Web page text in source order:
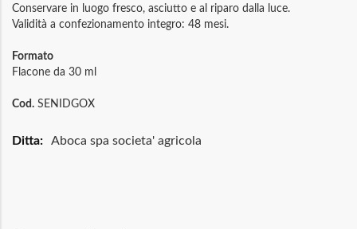
Conservare in luogo fresco, asciutto e al riparo dalla luce.
Validità a confezionamento integro: 48 mesi.
Formato
Flacone da 30 ml
Cod. SENIDGOX
MaggioriAboca spa societa' agricola